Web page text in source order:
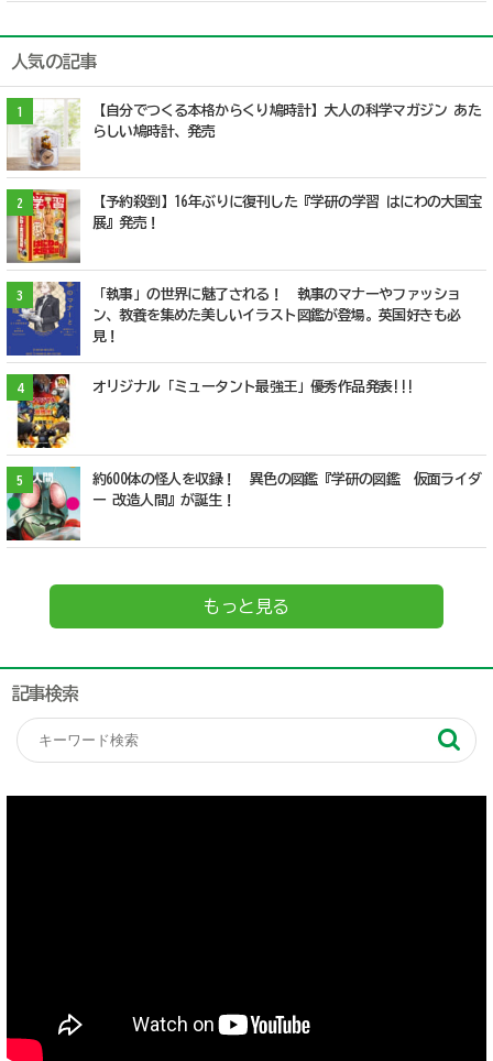
人気の記事
1
【自分でつくる本格からくり鳩時計】大人の科学マガジン あた
らしい鳩時計、発売
2
【予約殺到】16年ぶりに復刊した『学研の学習 はにわの大国宝
展』発売！
3
「執事」の世界に魅了される！ 執事のマナーやファッショ
ン、教養を集めた美しいイラスト図鑑が登場。英国好きも必
見！
4 オリジナル「ミュータント最強王」優秀作品発表!!!
5
約600体の怪人を収録！ 異色の図鑑『学研の図鑑 仮面ライダ
ー 改造人間』が誕生！
もっと見る
記事検索